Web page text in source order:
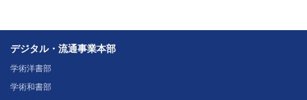
デジタル・流通事業本部
学術洋書部
学術和書部